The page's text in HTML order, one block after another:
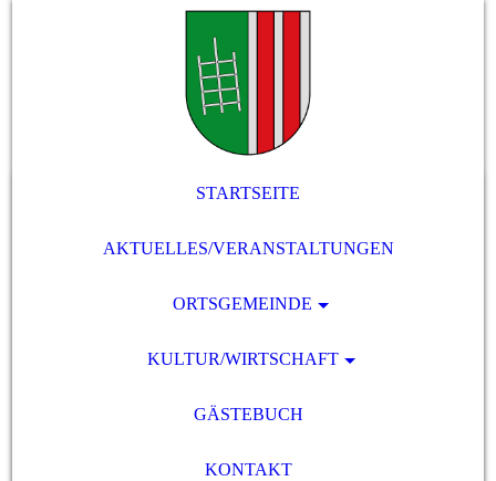
STARTSEITE
AKTUELLES/VERANSTALTUNGEN
ORTSGEMEINDE
KULTUR/WIRTSCHAFT
GÄSTEBUCH
KONTAKT